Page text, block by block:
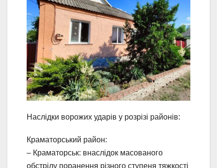
Наслідки ворожих ударів у розрізі районів:
Краматорський район:
– Краматорськ: внаслідок масованого
обстрілу поранення різного ступеня тяжкості